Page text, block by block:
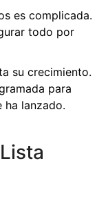
es complicada.
todo por
su crecimiento.
para
ha lanzado.